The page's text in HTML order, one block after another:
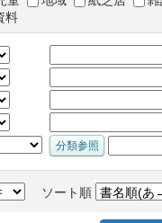
料
ソート順